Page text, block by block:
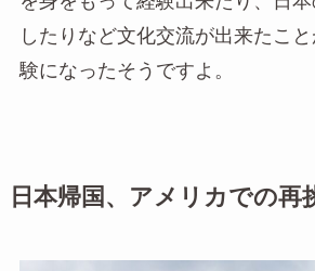
したりなど文化交流が出来たこ
験になったそうですよ。
日本帰国、アメリカでの再